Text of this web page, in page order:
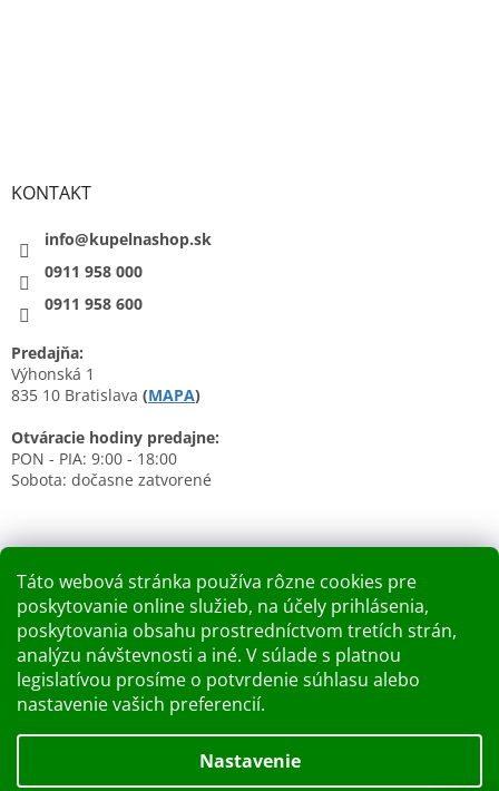
Táto webová stránka používa rôzne cookies pre
poskytovanie online služieb, na účely prihlásenia,
poskytovania obsahu prostredníctvom tretích strán,
analýzu návštevnosti a iné. V súlade s platnou
legislatívou prosíme o potvrdenie súhlasu alebo
nastavenie vašich preferencií.
Nastavenie
KONTAKT
info@kupelnashop.sk
0911 958 000
0911 958 600
Predajňa:
Výhonská 1
835 10 Bratislava (MAPA)
Otváracie hodiny predajne:
PON - PIA: 9:00 - 18:00
Sobota: dočasne zatvorené
Nákupný košík
0KS / 0 €